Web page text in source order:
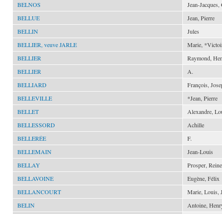
BELNOS
Jean-
BELLUE
Jean, Pierre
BELLIN
Jules
BELLIER, veuve JARLE
Marie,
BELLIER
Raymond,
BELLIER
A.
BELLIARD
François,
BELLEVILLE
*Jean, Pierre
BELLET
Alexandre,
BELLESSORD
Achille
BELLERÉE
F.
BELLEMAIN
Jean-Louis
BELLAY
Prosper,
BELLAVOINE
Eugène, Félix
BELLANCOURT
Marie, Louis,
BELIN
Antoine,